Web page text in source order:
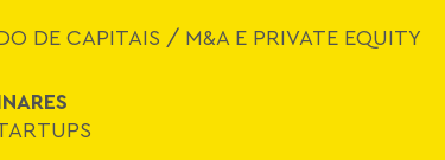
DE CAPITAIS / M&A E PRIVATE EQUITY